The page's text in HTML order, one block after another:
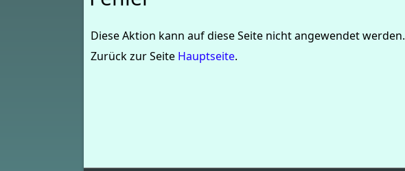
Diese Aktion kann auf diese Seite nicht angewendet werden.
Zurück zur Seite Hauptseite.